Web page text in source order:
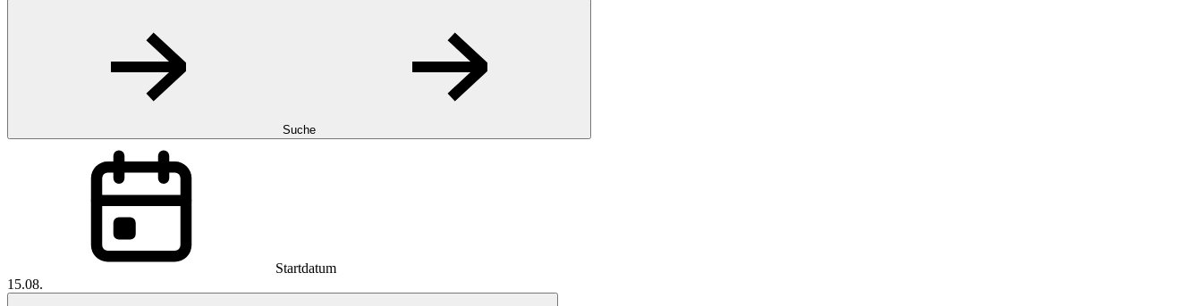
Suche
Startdatum
15.08.